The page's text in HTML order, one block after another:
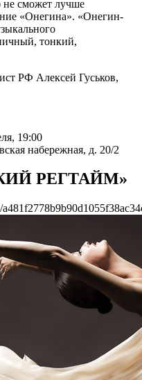
не сможет лучше
«Онегина». «Онегин-
тонкий,
РФ Алексей Гуськов,
19:00
набережная, д. 20/2
РЕГТАЙМ»